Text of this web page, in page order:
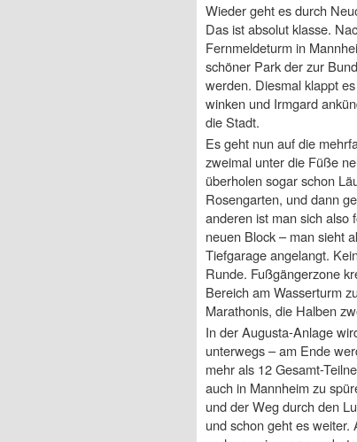
Wieder geht es durch
Das ist absolut klasse.
Fernmeldeturm in
schöner Park der zur
werden. Diesmal klappt
winken und Irmgard
die Stadt.
Es geht nun auf die
zweimal unter die Füße
überholen sogar schon
Rosengarten, und dann
anderen ist man sich also
neuen Block – man sieht
Tiefgarage angelangt.
Runde. Fußgängerzone
Bereich am Wasserturm
Marathonis, die Halben
In der Augusta-Anlage
unterwegs – am Ende
mehr als 12 Gesamt-
auch in Mannheim zu
und der Weg durch den
und schon geht es weiter.